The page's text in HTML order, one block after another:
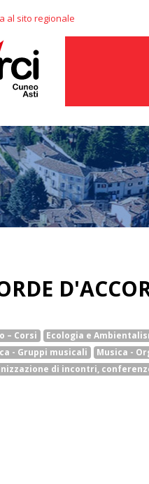
al sito regionale
– Corsi Ecologia e
- Gruppi musicali
Musica -
di incontri,